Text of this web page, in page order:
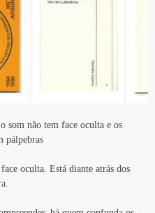
som não tem face oculta e os
pálpebras
oculta. Está diante atrás dos